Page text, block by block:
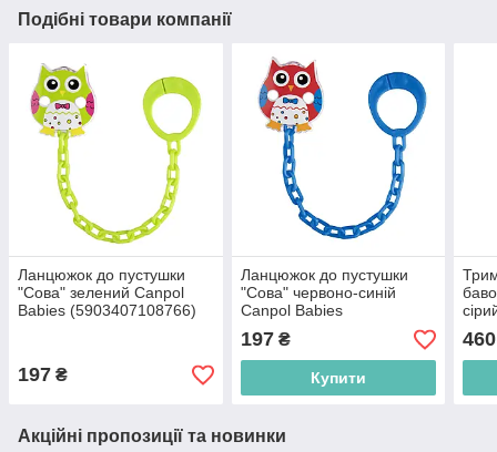
Подібні товари компанії
Ланцюжок до пустушки
"Сова" зелений Canpol
Babies (5903407108766)
197 ₴
Ланцюжок до пустушки
"Сова" червоно-синій
Canpol Babies
(5903407108766)
197₴
Купити
460
Акційні пропозиції та новинки